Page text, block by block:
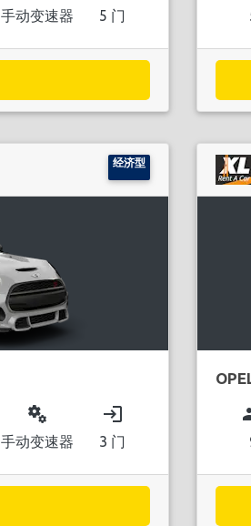
手动变速器 5 门
经济型
miscellaneous_services
手动变速器
login
3 门